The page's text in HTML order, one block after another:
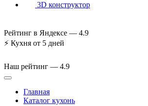
3D конструктор
Рейтинг в Яндексе — 4.9
⚡ Кухня от 5 дней
Наш рейтинг — 4.9
Главная
Каталог кухонь